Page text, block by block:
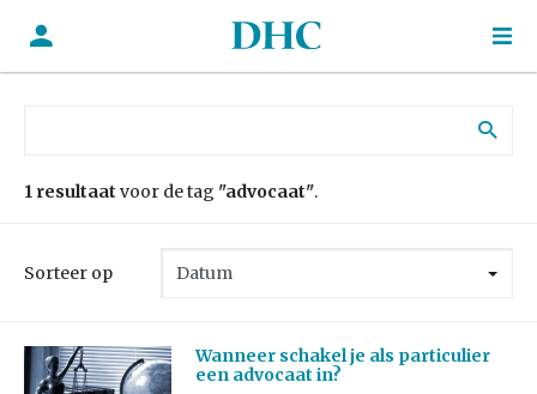
1 resultaat voor de tag "advocaat".
Sorteer op
Wanneer schakel je als particulier
een advocaat in?